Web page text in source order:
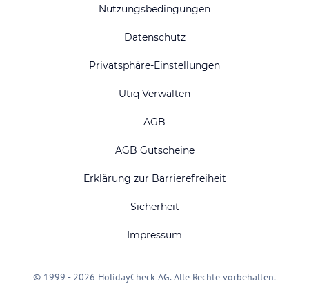
Nutzungsbedingungen
Datenschutz
Privatsphäre-Einstellungen
Utiq Verwalten
AGB
AGB Gutscheine
Erklärung zur Barrierefreiheit
Sicherheit
Impressum
© 1999 - 2026 HolidayCheck AG. Alle Rechte vorbehalten.